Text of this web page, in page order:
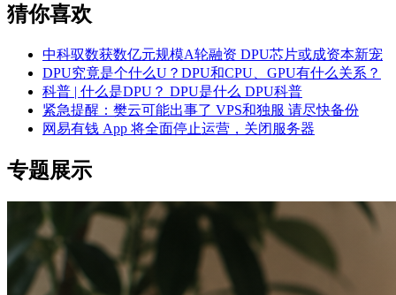
猜你喜欢
中科驭数获数亿元规模A轮融资 DPU芯片或成资本新宠
DPU究竟是个什么U？DPU和CPU、GPU有什么关系？
科普 | 什么是DPU？ DPU是什么 DPU科普
紧急提醒：樊云可能出事了 VPS和独服 请尽快备份
网易有钱 App 将全面停止运营，关闭服务器
专题展示